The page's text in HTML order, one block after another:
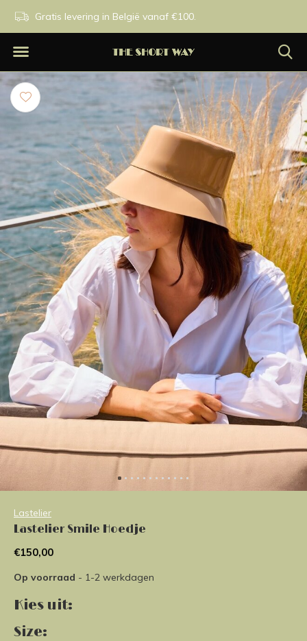
Gratis levering in België vanaf €100.
Lastelier
Lastelier Smile Hoedje
€150,00
Op voorraad - 1-2 werkdagen
Kies uit:
Size: